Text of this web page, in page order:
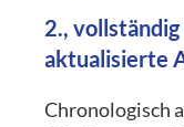
2.,
aktualisierte
Chronologisch